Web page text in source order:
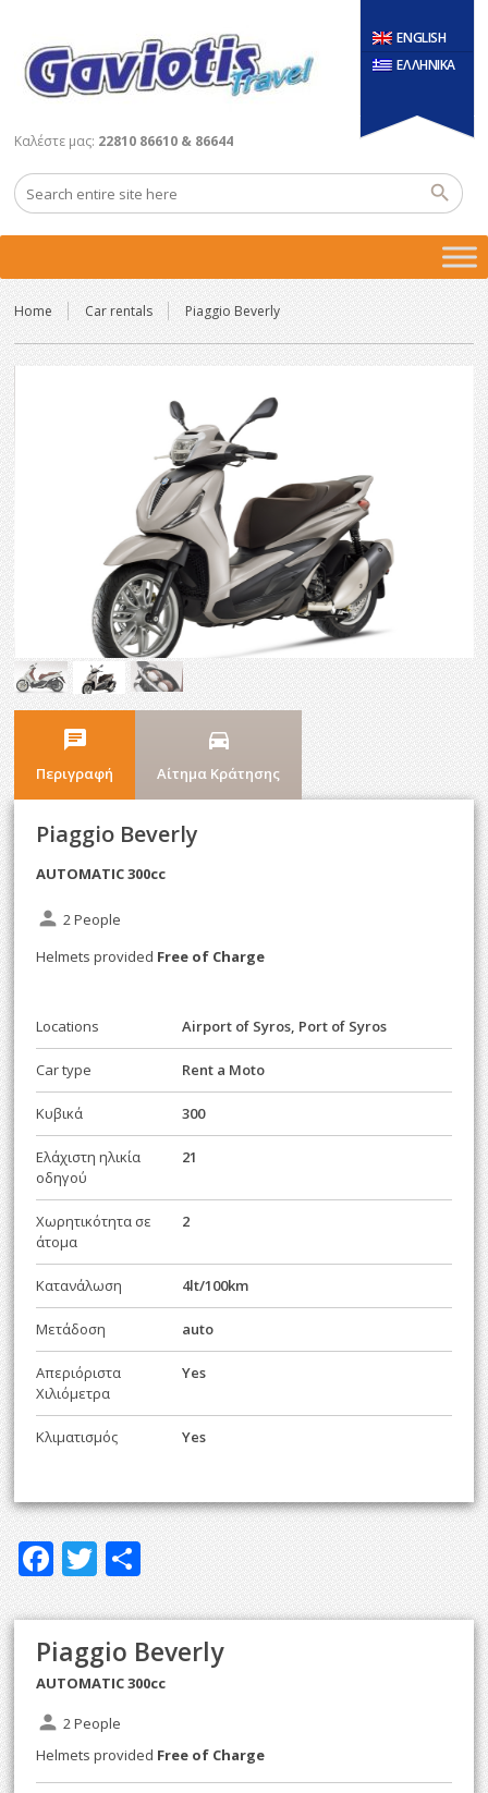
ENGLISH
ΕΛΛΗΝΙΚΑ
Καλέστε μας: 22810 86610 & 86644
Home Car rentals Piaggio Beverly
chat
Περιγραφή
directions_car
Αίτημα Κράτησης
Piaggio Beverly
AUTOMATIC 300cc
person 2 People
Helmets provided Free of Charge
Locations Airport of Syros, Port of Syros
Car type Rent a Moto
Κυβικά 300
Ελάχιστη ηλικία
οδηγού
21
Χωρητικότητα σε
άτομα
2
Κατανάλωση 4lt/100km
Μετάδοση auto
Απεριόριστα
Χιλιόμετρα
Yes
Κλιματισμός Yes
F
e
b
o
o
k
T
itt
er
ar
e
Piaggio Beverly
AUTOMATIC 300cc
person 2 People
Helmets provided Free of Charge